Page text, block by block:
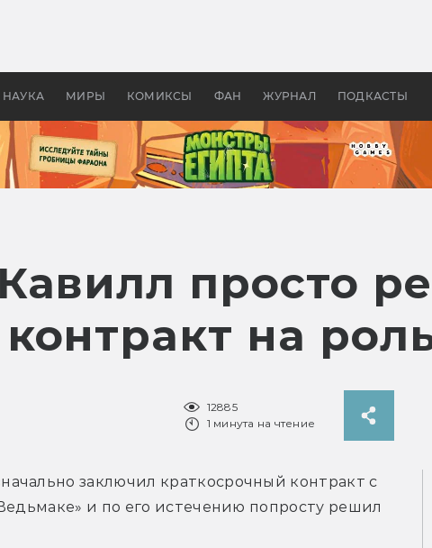
НАУКА МИРЫ КОМИКСЫ ФАН ЖУРНАЛ ПОДКАСТЫ
в России —
бы «Властелина колец»
просто
на
12885
1 минута на чтение
заключил краткосрочный контракт с
и по его истечению попросту решил